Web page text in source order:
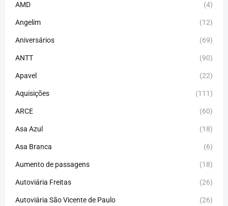
AMD (4)
Angelim (12)
Aniversários (69)
ANTT (90)
Apavel (22)
Aquisições (111)
ARCE (60)
Asa Azul (18)
Asa Branca (6)
Aumento de passagens (18)
Autoviária Freitas (26)
Autoviária São Vicente de Paulo (26)